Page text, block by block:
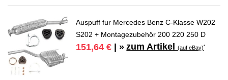
Auspuff fur Mercedes Benz C-Klasse W202
S202 + Montagezubehör 200 220 250 D
151,64 € | » zum Artikel(auf eBay)*